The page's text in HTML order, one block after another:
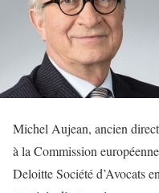
Michel Aujean, ancien
à la Commission
Deloitte Société d’Avocats